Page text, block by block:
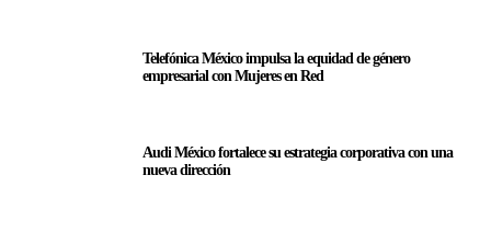
Telefónica México impulsa la equidad de género
empresarial con Mujeres en Red
Audi México fortalece su estrategia corporativa con una
nueva dirección